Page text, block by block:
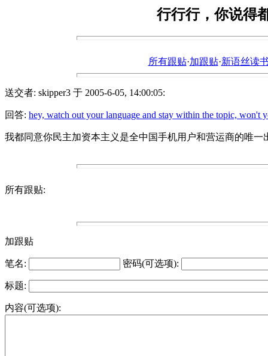
行行行，你说得
所有跟贴·加跟贴·新语丝读
送交者: skipper3 于 2005-6-05, 14:00:05:
回答: hey, watch out your language and stay within the topic, won't
我都同意你民主加资本主义是全中国手机用户和营运商的唯一
所有跟贴:
加跟贴
笔名: 密码(可选项):
标题:
内容(可选项):